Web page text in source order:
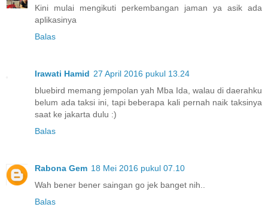
Kini mulai mengikuti perkembangan jaman ya asik ada
aplikasinya
Balas
Irawati Hamid 27 April 2016 pukul 13.24
bluebird memang jempolan yah Mba Ida, walau di daerahku
belum ada taksi ini, tapi beberapa kali pernah naik taksinya
saat ke jakarta dulu :)
Balas
Rabona Gem 18 Mei 2016 pukul 07.10
Wah bener bener saingan go jek banget nih..
Balas